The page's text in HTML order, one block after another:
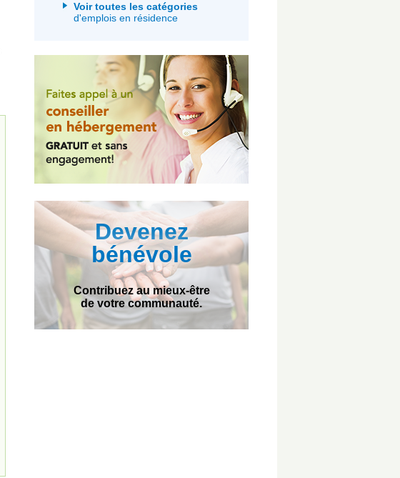
Voir toutes les catégories
d'emplois en résidence
Devenez
bénévole
Contribuez au mieux-être
de votre communauté.